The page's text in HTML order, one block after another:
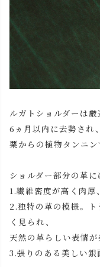
ルガトショルダーは
6ヵ月以内に去勢され
栗からの植物タンニン
ショルダー部分の革に
1.繊維密度が高く肉厚
2.独特の革の模様。
く見られ、
天然の革らしい表情が
3.張りのある美しい銀